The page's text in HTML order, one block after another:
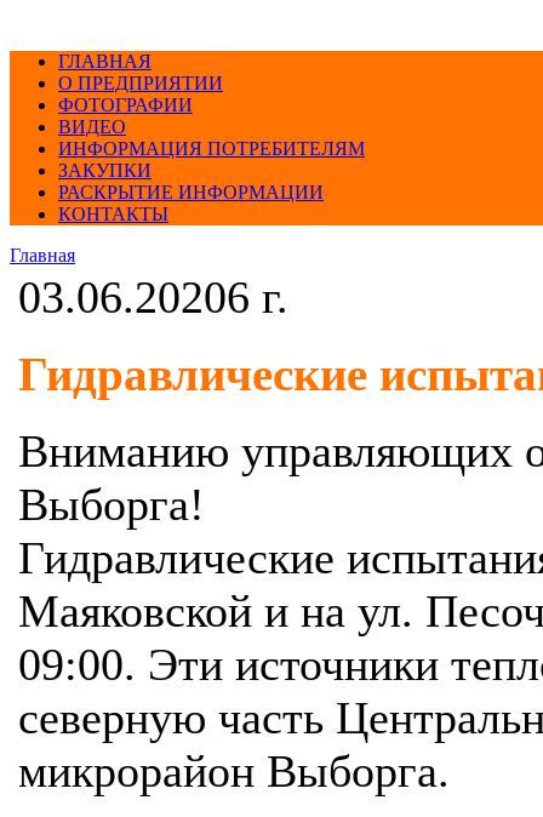
ГЛАВНАЯ
О ПРЕДПРИЯТИИ
ФОТОГРАФИИ
ВИДЕО
ИНФОРМАЦИЯ ПОТРЕБИТЕЛЯМ
ЗАКУПКИ
РАСКРЫТИЕ ИНФОРМАЦИИ
КОНТАКТЫ
Главная
03.06.20206 г.
Гидравлические
Вниманию управляющих
Выборга!
Гидравлические
Маяковской и на ул.
09:00. Эти источники
северную часть
микрорайон Выборга.